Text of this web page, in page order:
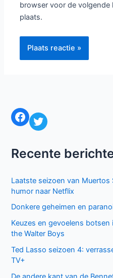
browser voor de volgende
plaats.
Facebook Twitter
Recente
Laatste seizoen van
humor naar Netflix
Donkere geheimen en
Keuzes en gevoelens
the Walter Boys
Ted Lasso seizoen 4:
TV+